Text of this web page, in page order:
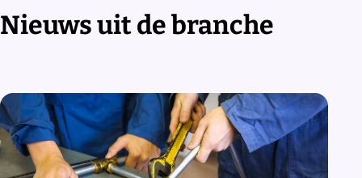
Nieuws uit de branche